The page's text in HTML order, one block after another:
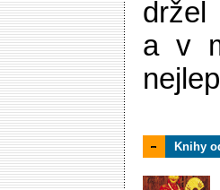
držel
a v
Knihy